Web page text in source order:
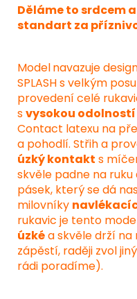
Děláme to srdcem
standart za
Modelnavazuje
SPLASH s velkým
provedení celé
svysokou odolností
Contact latexu na
a pohodlí. Střih a
úzký kontakt s
skvěle padne na
pásek, který se dá
milovníky
rukavic je tento
úzkéa skvěle drží na
zápěstí, raději zvol
rádi poradíme).